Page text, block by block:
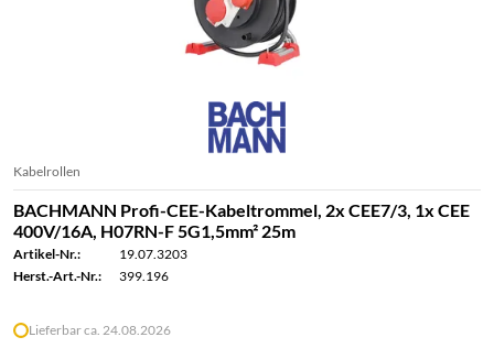
Kabelrollen
BACHMANN Profi-CEE-Kabeltrommel, 2x CEE7/3, 1x CEE
400V/16A, H07RN-F 5G1,5mm² 25m
Artikel-Nr.:
19.07.3203
Herst.-Art.-Nr.:
399.196
Lieferbar ca. 24.08.2026